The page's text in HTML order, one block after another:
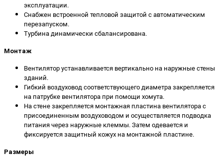
эксплуатации.
Снабжен встроенной тепловой защитой с автоматическим
перезапуском.
Турбина динамически сбалансирована.
Монтаж
Вентилятор устанавливается вертикально на наружные стены
зданий.
Гибкий воздуховод соответствующего диаметра закрепляется
на патрубке вентилятора при помощи хомута.
На стене закрепляется монтажная пластина вентилятора с
присоединенным воздуховодом и осуществляется подводка
питания через наружные клеммы. Затем одевается и
фиксируется защитный кожух на монтажной пластине.
Размеры